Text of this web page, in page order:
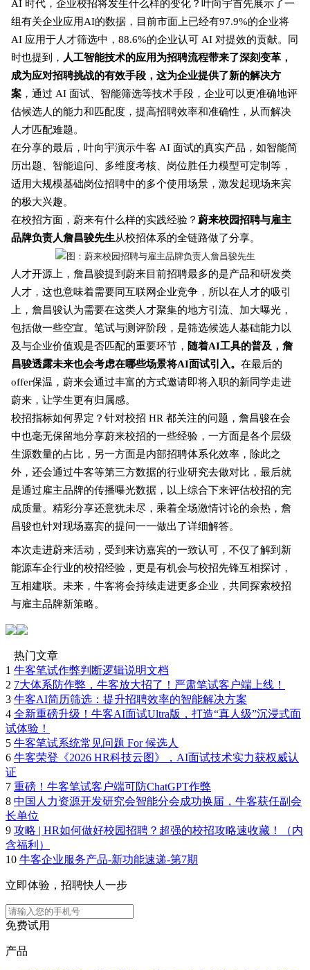
AI 时代，企业校招将发生什么样的变化？叶向宇首先展示了一
组有关企业应用AI的数据，目前市面上已经有97.9%的企业将
AI 应用于人才筛选中，88.6%的企业认可 AI 对提效的贡献。同
时也提到， 人工智能技术的应用为招聘流程带来了深刻变革，
成为应对招聘挑战的有效手段，这为企业提供了新的解决方
案 ，通过 AI 面试、智能筛选等技术手段，企业可以更准确地评
估候选人的能力和匹配度，提高招聘效率和准确性，从而解决
人才匹配难题。
在分享的最后，叶向宇演示牛客 AI 面试的真实产品，如智能简
历出题、智能追问、多维度考核、岗位胜任力模型可定制等，
适用大规模基础岗位招聘中的多个使用场景，激发起现场来宾
的极大兴趣。
在校招方面，蔚来有什么样的实践经验？ 蔚来校园招聘与雇主
品牌负责人詹昌骏先生从校招体系的全链路做了分享。
图： 蔚来校园招聘与雇主品牌负责人詹昌骏先生
人才开源上，詹昌骏提到蔚来目前招聘最多的是产品和研发类
人才，这也意味着需要同互联网企业竞争，所以在人才的吸引
上，詹昌骏认为需要在这类人才聚集的地方引流、加大曝光，
包括做一些空宣。笔试与测评阶段，是筛选候选人基础能力以
及与企业价值观是否匹配的重要环节， 随着AI工具的普及，詹
昌骏透露未来也会考虑在哪些场景将AI面试引入。 在最后的
offer保温，蔚来会通过丰富的方式邀请即将入职的新同学走进
蔚来，让学生更有归属感。
校招指标如何界定？针对校招 HR 都关注的问题，詹昌骏在会
中也毫无保留地分享蔚来校招的一些经验，一方面是各个层级
生源数量的占比，另一方面是内部招聘体系化效率，除此之
外，还会通过牛客等第三方数据的行业研究去做对比，最后就
是通过雇主品牌的传播曝光数据，以上综合下来评估校招的完
成质量。精彩分享还意犹未尽，乘着全场激情讨论的余热，詹
昌骏也针对现场嘉宾的提问一一做出了详细解答。
本次走进蔚来活动，受到来访嘉宾的一致认可，不仅了解到新
能源车企行业的校招经验，更是有机会与校招先锋互相探讨，
互相建联。未来，牛客将会持续走进更多企业，共同探索校招
与雇主品牌新策略。
热门文章
1 牛客笔试作弊判断逻辑说明文档
2 7大体系防作弊，牛客放大招了！严肃笔试客户端上线！
3 牛客AI简历筛选：提升招聘效率的智能解决方案
4 全新重磅升级！牛客AI面试Ultra版，打造“真人级”沉浸式面
试体验！
5 牛客笔试系统常见问题 For 候选人
6 牛客荣登《2026 HR科技云图》，AI面试技术实力获权威认
证
7 重磅！牛客笔试客户端可防ChatGPT作弊
8 中国人力资源开发研究会智能分会成功换届，牛客获任副会
长单位
9 攻略 | HR如何做好校园招聘？超强的校招攻略速收藏！（内
含福利）
10 牛客企业服务产品-新功能速递-第7期
立即体验，招聘快人一步
免费试用
产品